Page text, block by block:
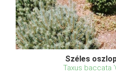
Széles
Taxus baccata